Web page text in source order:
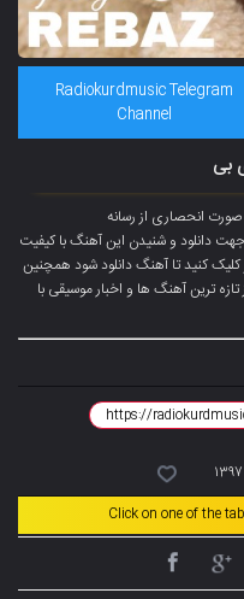
Radiokurdmusic Telegram
Channel
بی
انحصاری از رسانه
دانلود و شنیدن این آهنگ با کیفیت
زیر کلیک کنید تا آهنگ دانلود شود همچنین
تازه ترین آهنگ ها و اخبار موسیقی با
Click on one of the